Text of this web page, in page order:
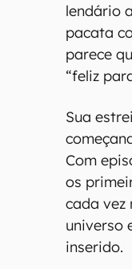
lendário
pacata
parece
“feliz
Sua
Com
os
cada vez
universo
inserido.